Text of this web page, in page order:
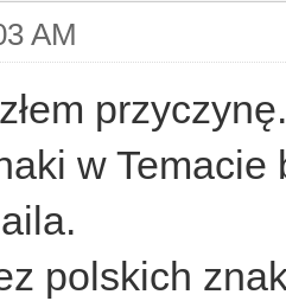
AM
przyczynę.
w Temacie
polskich